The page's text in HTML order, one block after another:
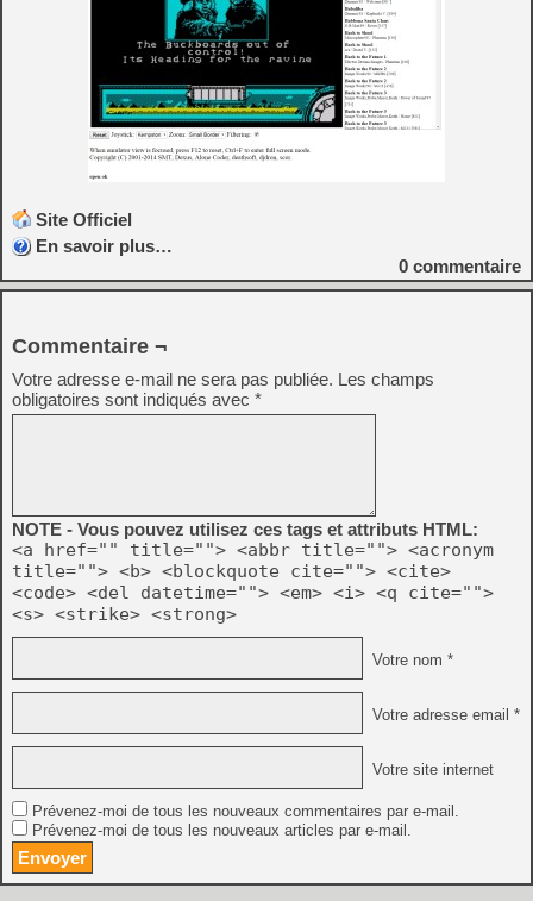
Site Officiel
En savoir plus…
0 commentaire
Commentaire ¬
Votre adresse e-mail ne sera pas publiée. Les champs
obligatoires sont indiqués avec *
NOTE - Vous pouvez utilisez ces tags et attributs HTML:
<a href="" title=""> <abbr title=""> <acronym
title=""> <b> <blockquote cite=""> <cite>
<code> <del datetime=""> <em> <i> <q cite="">
<s> <strike> <strong>
Votre nom *
Votre adresse email *
Votre site internet
Prévenez-moi de tous les nouveaux commentaires par e-mail.
Prévenez-moi de tous les nouveaux articles par e-mail.